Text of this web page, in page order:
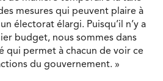
mesures qui peuvent plaire à
électorat élargi. Puisqu’il n’y a
budget, nous sommes dans
qui permet à chacun de voir ce
du gouvernement. »